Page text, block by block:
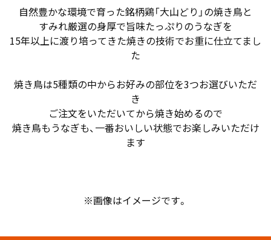
自然豊かな環境で育った銘柄鶏「大山どり」の焼き鳥と
すみれ厳選の身厚で旨味たっぷりのうなぎを
15年以上に渡り培ってきた焼きの技術でお重に仕立てまし
た
焼き鳥は5種類の中からお好みの部位を3つお選びいただ
き
ご注文をいただいてから焼き始めるので
焼き鳥もうなぎも、一番おいしい状態でお楽しみいただけ
ます
※画像はイメージです。